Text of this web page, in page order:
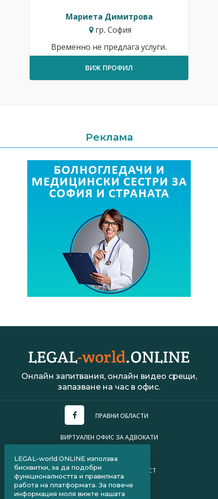
Мариета Димитрова
гр. София
Временно не предлага услуги.
ВИЖ ПРОФИЛ
Реклама
Онлайн запитвания, онлайн видео срещи,
запазване на час в офис.
ПРАВНИ ОБЛАСТИ
ВИРТУАЛЕН ОФИС ЗА АДВОКАТИ
ПОЛИТИКА ЗА ПОВЕРИТЕЛНОСТ
ЧЗВ ЗА КЛИЕНТИ
LEGAL-world.ONLINE използва
бисквитки, за да подобри
функционалността и правилната
работа на платформата. За повече
информация моля вижте нашата